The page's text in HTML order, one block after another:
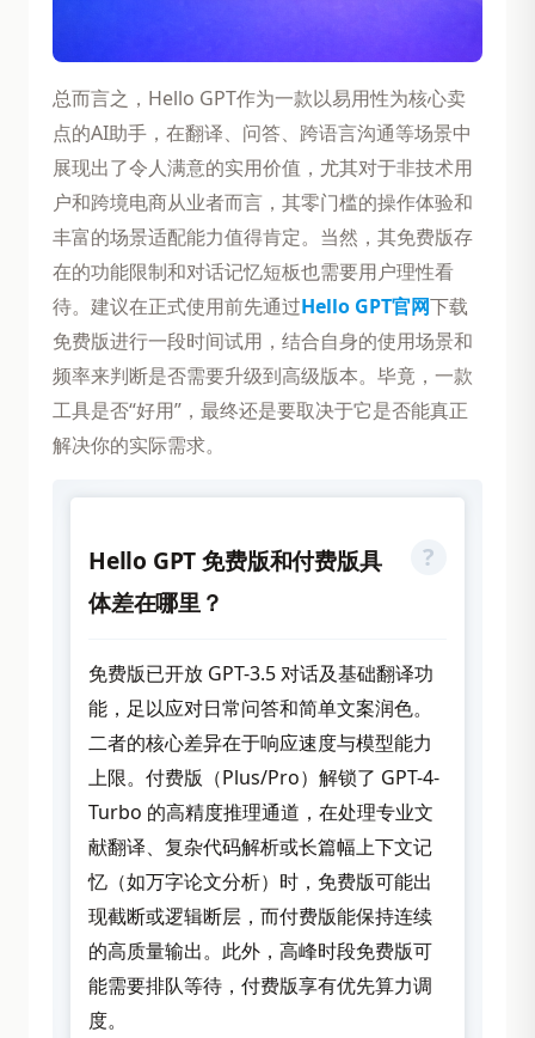
总而言之，Hello GPT作为一款以易用性为核心卖
点的AI助手，在翻译、问答、跨语言沟通等场景中
展现出了令人满意的实用价值，尤其对于非技术用
户和跨境电商从业者而言，其零门槛的操作体验和
丰富的场景适配能力值得肯定。当然，其免费版存
在的功能限制和对话记忆短板也需要用户理性看
待。建议在正式使用前先通过Hello GPT官网下载
免费版进行一段时间试用，结合自身的使用场景和
频率来判断是否需要升级到高级版本。毕竟，一款
工具是否“好用”，最终还是要取决于它是否能真正
解决你的实际需求。
Hello GPT 免费版和付费版具
体差在哪里？
免费版已开放 GPT-3.5 对话及基础翻译功
能，足以应对日常问答和简单文案润色。
二者的核心差异在于响应速度与模型能力
上限。付费版（Plus/Pro）解锁了 GPT-4-
Turbo 的高精度推理通道，在处理专业文
献翻译、复杂代码解析或长篇幅上下文记
忆（如万字论文分析）时，免费版可能出
现截断或逻辑断层，而付费版能保持连续
的高质量输出。此外，高峰时段免费版可
能需要排队等待，付费版享有优先算力调
度。